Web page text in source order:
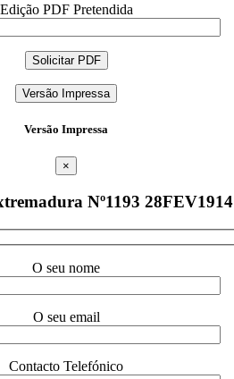
Edição PDF Pretendida
Versão Impressa
Versão Impressa
×
Nº1193 28FEV1914
O seu nome
O seu email
Contacto Telefónico